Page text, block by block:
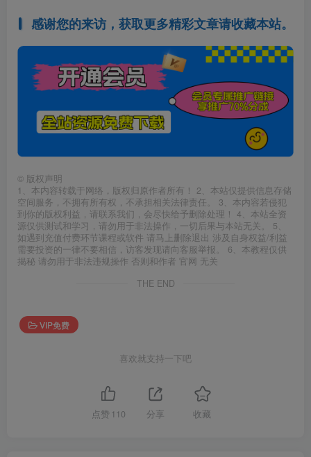
感谢您的来访，获取更多精彩文章请收藏本站。
© 版权声明
1、本内容转载于网络，版权归原作者所有！ 2、本站仅提供信息存储
空间服务，不拥有所有权，不承担相关法律责任。 3、本内容若侵犯
到你的版权利益，请联系我们，会尽快给予删除处理！ 4、本站全资
源仅供测试和学习，请勿用于非法操作，一切后果与本站无关。 5、
如遇到充值付费环节课程或软件 请马上删除退出 涉及自身权益/利益
需要投资的一律不要相信，访客发现请向客服举报。 6、本教程仅供
揭秘 请勿用于非法违规操作 否则和作者 官网 无关
THE END
VIP免费
喜欢就支持一下吧
点赞 110 分享 收藏